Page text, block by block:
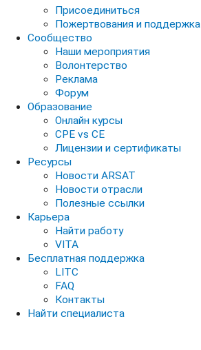
Присоединиться
Пожертвования и поддержка
Сообщество
Наши мероприятия
Волонтерство
Реклама
Форум
Образование
Онлайн курсы
CPE vs CE
Лицензии и сертификаты
Ресурсы
Новости ARSAT
Новости отрасли
Полезные ссылки
Карьера
Найти работу
VITA
Бесплатная поддержка
LITC
FAQ
Контакты
Найти специалиста